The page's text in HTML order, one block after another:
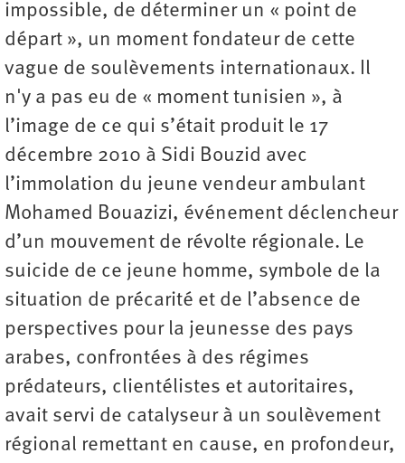
impossible, de déterminer un « point de
départ », un moment fondateur de cette
vague de soulèvements internationaux. Il
n'y a pas eu de « moment tunisien », à
l’image de ce qui s’était produit le 17
décembre 2010 à Sidi Bouzid avec
l’immolation du jeune vendeur ambulant
Mohamed Bouazizi, événement déclencheur
d’un mouvement de révolte régionale. Le
suicide de ce jeune homme, symbole de la
situation de précarité et de l’absence de
perspectives pour la jeunesse des pays
arabes, confrontées à des régimes
prédateurs, clientélistes et autoritaires,
avait servi de catalyseur à un soulèvement
régional remettant en cause, en profondeur,